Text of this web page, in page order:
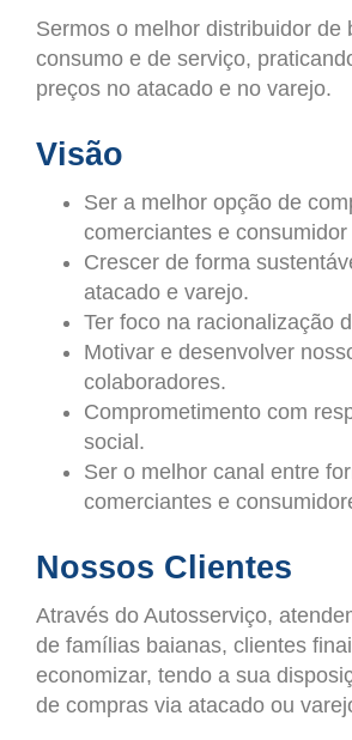
Sermos o melhor distribuidor de
consumo e de serviço,
preços no atacado e no varejo.
Visão
Ser a melhor opção de
comerciantes e consumidor
Crescer de forma
atacado e varejo.
Ter foco na racionalização
Motivar e desenvolver
colaboradores.
Comprometimento com
social.
Ser o melhor canal entre
comerciantes e
Nossos Clientes
Através do Autosserviço,
de famílias baianas, clientes
economizar, tendo a sua
de compras via atacado ou